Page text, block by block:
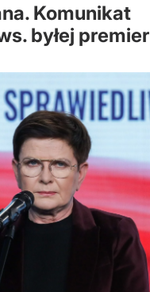
Komunikat
byłej premier